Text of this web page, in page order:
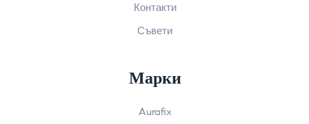
Контакти
Съвети
Марки
Aurafix